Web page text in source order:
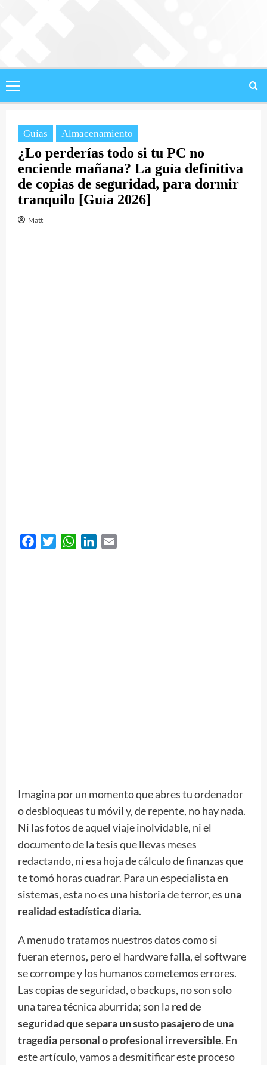
principal
Guías Almacenamiento
¿Lo perderías todo si tu PC no
enciende mañana? La guía definitiva
de copias de seguridad, para dormir
tranquilo [Guía 2026]
Matt
FacebookTwitterWhatsAppLinkedIn
Imagina por un momento que abres tu ordenador
o desbloqueas tu móvil y, de repente, no hay nada.
Ni las fotos de aquel viaje inolvidable, ni el
documento de la tesis que llevas meses
redactando, ni esa hoja de cálculo de finanzas que
te tomó horas cuadrar. Para un especialista en
sistemas, esta no es una historia de terror, es una
realidad estadística diaria.
A menudo tratamos nuestros datos como si
fueran eternos, pero el hardware falla, el software
se corrompe y los humanos cometemos errores.
Las copias de seguridad, o backups, no son solo
una tarea técnica aburrida; son la red de
seguridad que separa un susto pasajero de una
tragedia personal o profesional irreversible. En
este artículo, vamos a desmitificar este proceso